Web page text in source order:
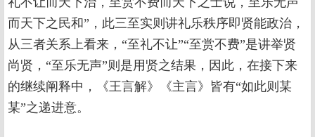
而天下之民和”，此三至实则讲礼乐秩序即贤能政治，
从三者关系上看来，“至礼不让”“至赏不费”是讲举贤
尚贤，“至乐无声”则是用贤之结果，因此，在接下来
的继续阐释中，《王言解》《主言》皆有“如此则某
某”之递进意。